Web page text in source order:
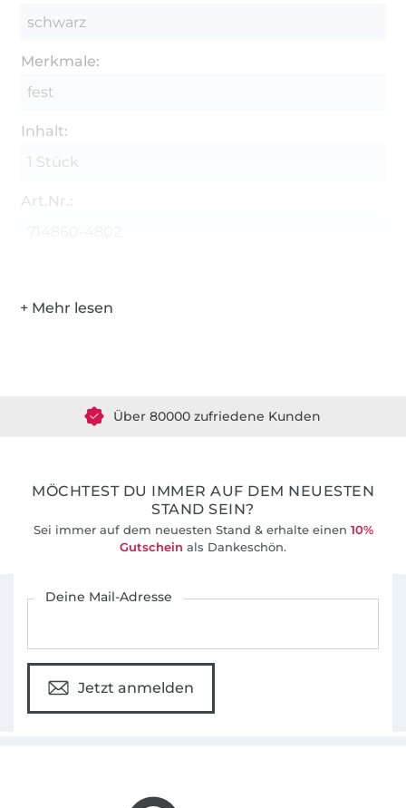
schwarz
Merkmale:
fest
Inhalt:
1 Stück
Art.Nr.:
MÖCHTEST DU IMMER AUF DEM NEUESTEN
STAND SEIN?
Sei immer auf dem neuesten Stand & erhalte einen 10%
Gutschein als Dankeschön.
Deine Mail-Adresse
Jetzt anmelden